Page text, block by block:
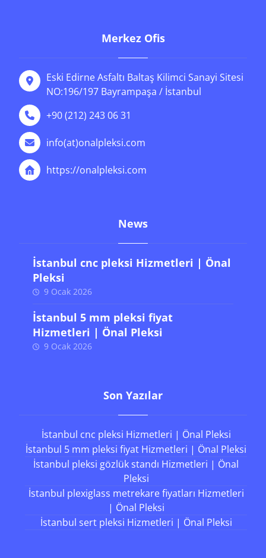
Merkez Ofis
Eski Edirne Asfaltı Baltaş Kilimci Sanayi Sitesi
NO:196/197 Bayrampaşa / İstanbul
+90 (212) 243 06 31
info(at)onalpleksi.com
https://onalpleksi.com
News
İstanbul cnc pleksi Hizmetleri | Önal
Pleksi
9 Ocak 2026
İstanbul 5 mm pleksi fiyat
Hizmetleri | Önal Pleksi
9 Ocak 2026
Son Yazılar
İstanbul cnc pleksi Hizmetleri | Önal Pleksi
İstanbul 5 mm pleksi fiyat Hizmetleri | Önal Pleksi
İstanbul pleksi gözlük standı Hizmetleri | Önal
Pleksi
İstanbul plexiglass metrekare fiyatları Hizmetleri
| Önal Pleksi
İstanbul sert pleksi Hizmetleri | Önal Pleksi